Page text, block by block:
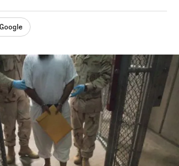
en TwitterRedes Sociales